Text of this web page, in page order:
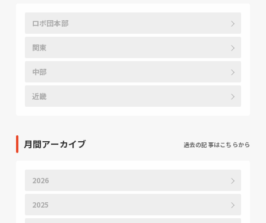
ロボ団本部
関東
中部
近畿
月間アーカイブ 過去の記事はこちらから
2026
2025